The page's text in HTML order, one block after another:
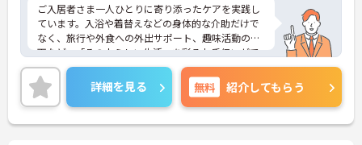
ご入居者さま一人ひとりに寄り添ったケアを実践し
ています。入浴や着替えなどの身体的な介助だけで
なく、旅行や外食への外出サポート、趣味活動の企
画など、「その人らしい生活」を彩るお手伝いがで
きるのが大きな特徴です。「生活の楽しみ」を一緒
に共有し、笑顔を引き出すことができるため、日々
の業務を通じて深いやりがいを感じることができま
す。
＜手厚い研修とサポート体制＞入社時には研修施設
詳細を見る 無料 紹介してもらう